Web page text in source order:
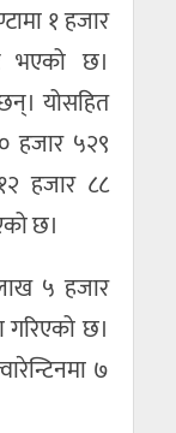
१ हजार
भएको छ।
योसहित
हजार ५२९
हजार ८८
छ।
५ हजार
छ।
७